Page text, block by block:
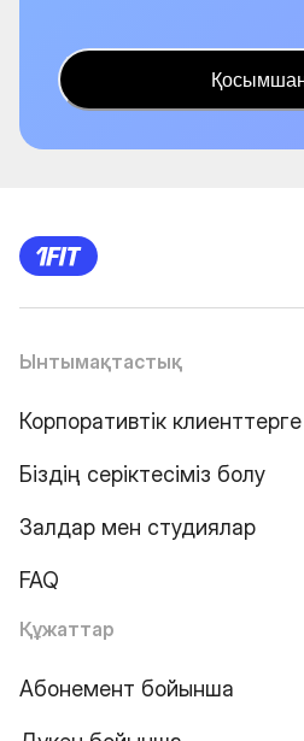
Ынтымақтастық
Корпоративтік клиенттерге
Біздің серіктесіміз болу
Залдар мен студиялар
FAQ
Құжаттар
Абонемент бойынша